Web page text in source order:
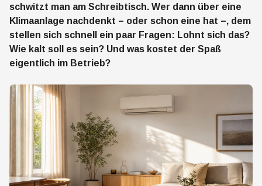
schwitzt man am Schreibtisch. Wer dann über eine
Klimaanlage nachdenkt – oder schon eine hat –, dem
stellen sich schnell ein paar Fragen: Lohnt sich das?
Wie kalt soll es sein? Und was kostet der Spaß
eigentlich im Betrieb?